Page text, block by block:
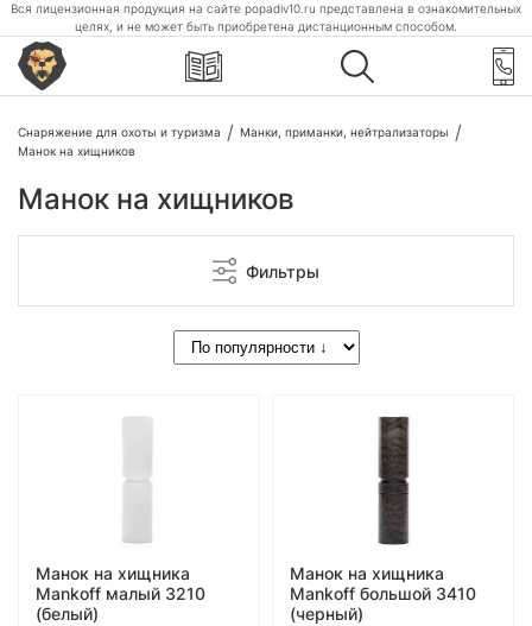
Вся лицензионная продукция на сайте popadiv10.ru представлена в ознакомительных
целях, и не может быть приобретена дистанционным способом.
Снаряжение для охоты и туризма
Манки, приманки, нейтрализаторы
Манок на хищников
Манок на хищников
Фильтры
Манок на хищника
Mankoff малый 3210
(белый)
Манок на хищника
Mankoff большой 3410
(черный)